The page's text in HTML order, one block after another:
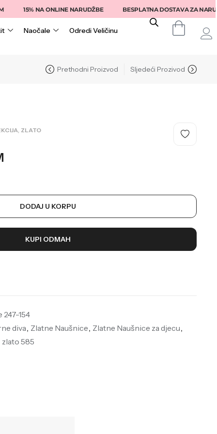
15% NA ONLINE NARUDŽBE BESPLATNA DOSTAVA ZA
Naočale Odredi Veličinu
Prethodni Proizvod Sljedeći Prozivod
ZLATO
DODAJ U KORPU
KUPI ODMAH
154
diva, Zlatne Naušnice, Zlatne Naušnice za djecu,
zlato 585